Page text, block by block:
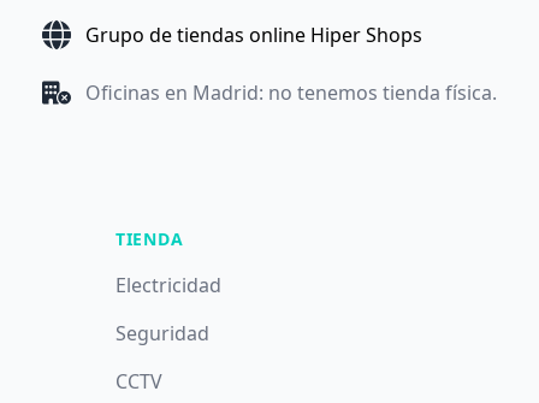
Grupo de tiendas online Hiper Shops
Oficinas en Madrid: no tenemos tienda física.
TIENDA
Electricidad
Seguridad
CCTV